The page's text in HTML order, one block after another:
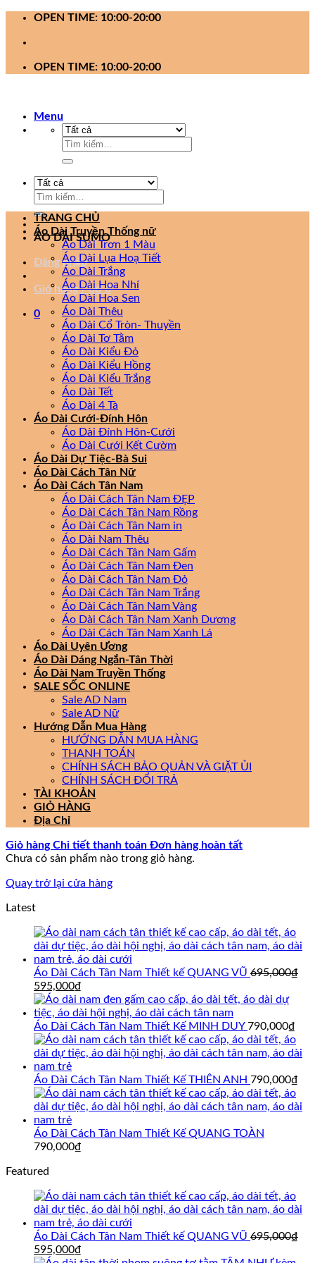
OPEN TIME: 10:00-20:00
OPEN TIME: 10:00-20:00
Menu
Tìm
Tìm
ÁO DÀI SUMO
Đăng nhập
Giỏ hàng /0₫ 0
0
TRANG CHỦ
Áo Dài Truyền Thống nữ
Áo Dài Trơn 1 Màu
Áo Dài Lụa Hoạ Tiết
Áo Dài Trắng
Áo Dài Hoa Nhí
Áo Dài Hoa Sen
Áo Dài Thêu
Áo Dài Cổ Tròn- Thuyền
Áo Dài Tơ Tằm
Áo Dài Kiểu Đỏ
Áo Dài Kiểu Hồng
Áo Dài Kiểu Trắng
Áo Dài Tết
Áo Dài 4 Tà
Áo Dài Cưới-Đính Hôn
Áo Dài Đính Hôn-Cưới
Áo Dài Cưới Kết Cườm
Áo Dài Dự Tiệc-Bà Sui
Áo Dài Cách Tân Nữ
Áo Dài Cách Tân Nam
Áo Dài Cách Tân Nam ĐẸP
Áo Dài Cách Tân Nam Rồng
Áo Dài Cách Tân Nam in
Áo Dài Nam Thêu
Áo Dài Cách Tân Nam Gấm
Áo Dài Cách Tân Nam Đen
Áo Dài Cách Tân Nam Đỏ
Áo Dài Cách Tân Nam Trắng
Áo Dài Cách Tân Nam Vàng
Áo Dài Cách Tân Nam Xanh Dương
Áo Dài Cách Tân Nam Xanh Lá
Áo Dài Uyên Ương
Áo Dài Dáng Ngắn-Tân Thời
Áo Dài Nam Truyền Thống
SALE SỐC ONLINE
Sale AD Nam
Sale AD Nữ
Hướng Dẫn Mua Hàng
HƯỚNG DẪN MUA HÀNG
THANH TOÁN
CHÍNH SÁCH BẢO QUẢN VÀ GIẶT ỦI
CHÍNH SÁCH ĐỔI TRẢ
TÀI KHOẢN
GIỎ HÀNG
Địa Chỉ
Giỏ hàngChi tiết thanh toán Đơn hàng hoàn tất
Chưa có sản phẩm nào trong giỏ hàng.
Quay trở lại cửa hàng
Latest
Áo Dài Cách Tân Nam Thiết kế QUANG VŨ 695,000₫
Giá
gốc
là:
695,000₫.
595,000₫
hiện
tại
là:
595,000₫.
Áo Dài Cách Tân Nam Thiết Kế MINH DUY 790,000₫
Áo Dài Cách Tân Nam Thiết Kế THIÊN ANH 790,000₫
Áo Dài Cách Tân Nam Thiết Kế QUANG TOÀN
790,000₫
Featured
Áo Dài Cách Tân Nam Thiết kế QUANG VŨ 695,000₫
Giá
595,000₫